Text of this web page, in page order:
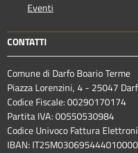
Eventi
CONTATTI
Comune di Darfo Boario Terme
Piazza Lorenzini, 4 - 25047
Codice Fiscale: 00290170174
Partita IVA: 00550530984
Codice Univoco Fattura
IBAN: